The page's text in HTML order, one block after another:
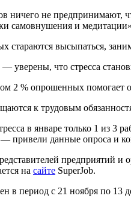
ничего не предпринимают,
самовнушения и
стараются высыпаться,
что стресса
2 % опрошенных помогает
к трудовым
в январе только 1 из 3
— привели данные опроса и
предприятий и
на сайте SuperJob.
в период с 21 ноября по 13